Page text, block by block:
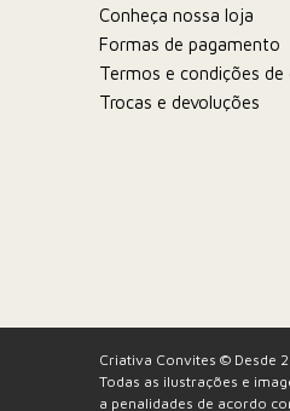
Conheça nossa loja
Formas de pagamento
Termos e condições de
Trocas e devoluções
Criativa Convites © Desde
Todas as ilustrações e
a penalidades de acordo